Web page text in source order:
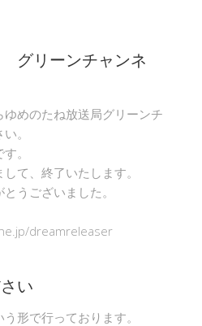
グリーンチャンネ
めのたね放送局グリーンチ
。
。
て、終了いたします。
うございました。
dreamreleaser
い
形で行っております。